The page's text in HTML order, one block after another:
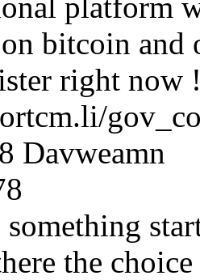
bitcoin
right now
Davweamn
the